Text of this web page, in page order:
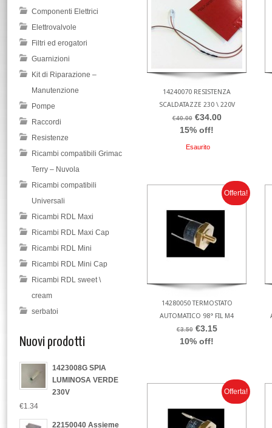
14240070 RESISTENZA
SCALDATAZZE 230 \ 220V
€40.00 €34.00
15% off!
Esaurito
Offerta!
14280050 TERMOSTATO
AUTOMATICO 98° FIL M4
€3.50 €3.15
10% off!
Offerta!
Componenti Elettrici
Elettrovalvole
Filtri ed erogatori
Guarnizioni
Kit di Riparazione –
Manutenzione
Pompe
Raccordi
Resistenze
Ricambi compatibili Grimac
Terry – Nuvola
Ricambi compatibili
Universali
Ricambi RDL Maxi
Ricambi RDL Maxi Cap
Ricambi RDL Mini
Ricambi RDL Mini Cap
Ricambi RDL sweet \
cream
serbatoi
Nuovi prodotti
1423008G SPIA
LUMINOSA VERDE
230V
€1.34
22150040 Assieme